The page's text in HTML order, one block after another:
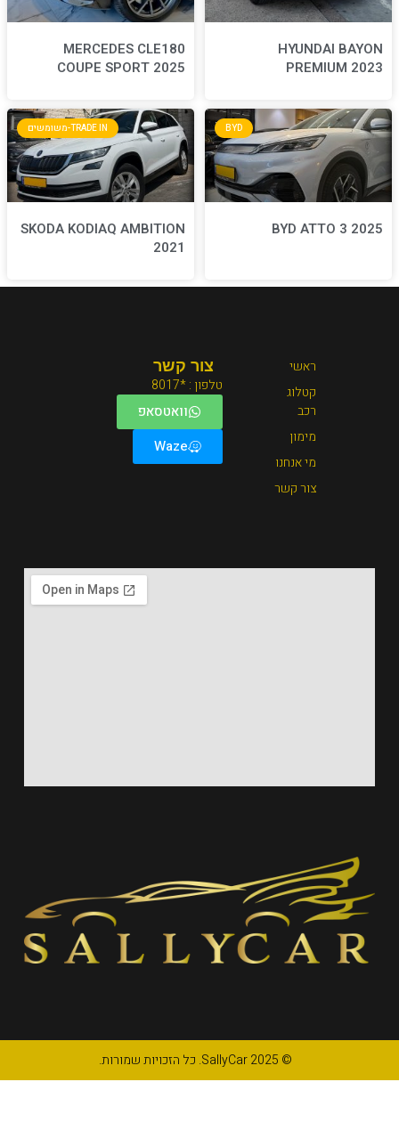
MERCEDES CLE180
COUPE SPORT 2025
BYD TRADE IN-משומשים
SKODA KODIAQ AMBITION
צור קשר
וואטסאפ
Waze